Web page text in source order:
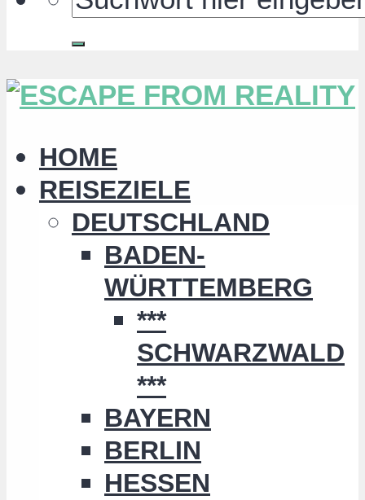
HOME
REISEZIELE
DEUTSCHLAND
BADEN-
WÜRTTEMBERG
***
SCHWARZWALD
***
BAYERN
BERLIN
HESSEN